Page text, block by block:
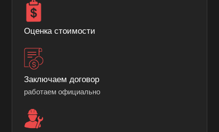
Оценка стоимости
Заключаем договор
работаем официально